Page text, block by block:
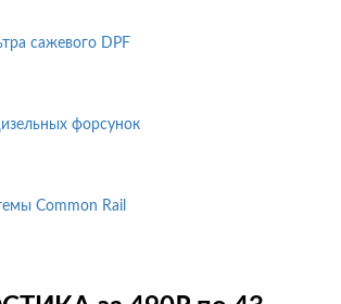
сажевого DPF
форсунок
Common Rail